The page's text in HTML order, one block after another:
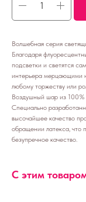
Волшебная серия
Благодаря
подсветки и светятся
интерьера мерцающими
любому торжеству или
Воздушный шар из 100%
Специально
высочайшее качество
обращении латекса, что
безупречное качество.
С этим